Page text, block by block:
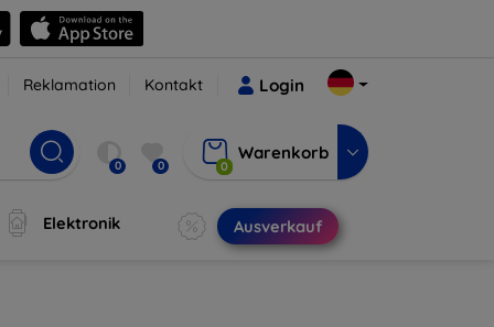
Reklamation Kontakt Login
0 0 0
Warenkorb
Elektronik Ausverkauf